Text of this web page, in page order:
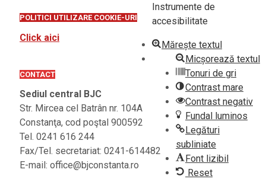
POLITICI UTILIZARE COOKIE-URI
Click aici
CONTACT
Sediul central BJC
Str. Mircea cel Batrân nr. 104A
Constanţa, cod poştal 900592
Tel. 0241 616 244
Fax/Tel. secretariat: 0241-614482
E-mail: office@bjconstanta.ro
Instrumente de
accesibilitate
Mărește textul
Micșorează textul
Tonuri de gri
Contrast mare
Contrast negativ
Fundal luminos
Legături
subliniate
Font lizibil
Reset